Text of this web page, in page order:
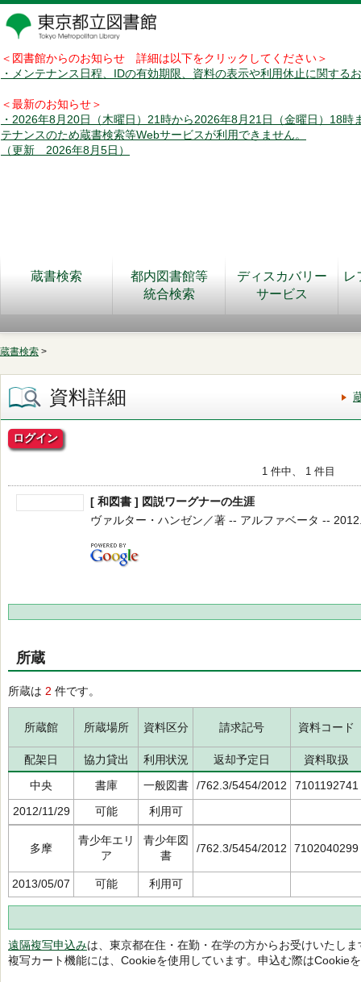
＜図書館からのお知らせ 詳細は以下をクリックしてください＞
・メンテナンス日程、IDの有効期限、資料の表示や利用休止に関する
＜最新のお知らせ＞
・2026年8月20日（木曜日）21時から2026年8月21日（金曜日）18時
テナンスのため蔵書検索等Webサービスが利用できません。
（更新 2026年8月5日）
蔵書検索
都内図書館等
統合検索
ディスカバリー
サービス
レ
蔵書検索 >
資料詳細
ログイン
1 件中、 1 件目
[ 和図書 ] 図説ワーグナーの生涯
ヴァルター・ハンゼン／著 -- アルファベータ --
所蔵
所蔵は 2 件です。
所蔵館 所蔵場所 資料区分 請求記号 資料コード
配架日 協力貸出 利用状況 返却予定日
資料取扱
中央
書庫 一般図書 /762.3/5454/2012
7101192741
2012/11/29
可能 利用可
多摩
青少年エリ
ア
青少年図
書
/762.3/5454/2012 7102040299
2013/05/07 可能 利用可
遠隔複写申込みは、東京都在住・在勤・在学の方からお受けいたしま
複写カート機能には、Cookieを使用しています。申込む際はCookie